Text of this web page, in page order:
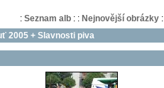
: Seznam alb: : Nejnovější obrázky:
2005 + Slavnosti piva